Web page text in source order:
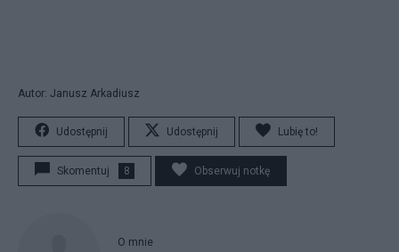
Autor: Janusz Arkadiusz
Udostępnij Udostępnij Lubię to!
Skomentuj 8 Obserwuj notkę
O mnie